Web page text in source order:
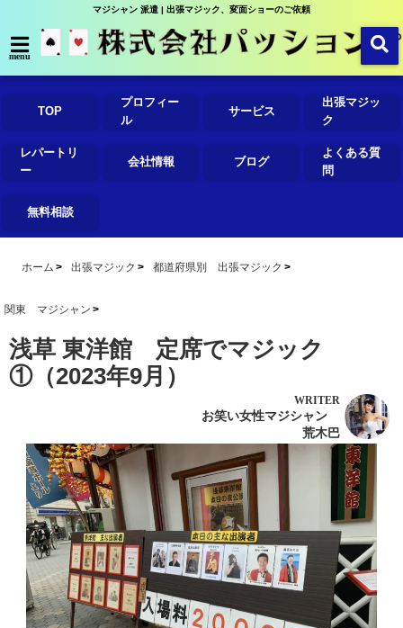
マジシャン 派遣 | 出張マジック、変面ショーのご依頼
menu
TOP
プロフィー
ル
サービス
出張マジッ
ク
レパートリ
ー
会社情報 ブログ
よくある質
問
無料相談
ホーム 出張マジック 都道府県別 出張マジック
関東 マジシャン
浅草 東洋館 定席でマジック
①（2023年9月）
WRITER
お笑い女性マジシャン
荒木巴